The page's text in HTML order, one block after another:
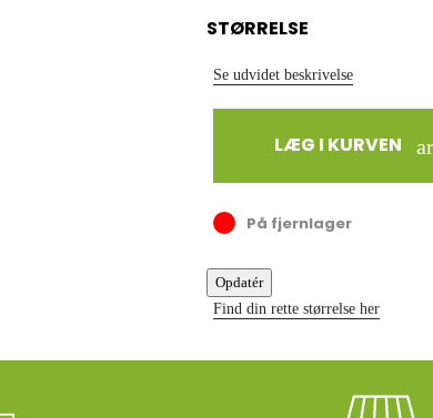
STØRRELSE
Se udvidet beskrivelse
LÆG I KURVEN
På fjernlager
Find din rette størrelse her